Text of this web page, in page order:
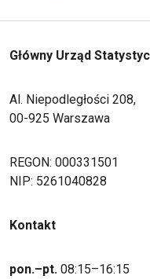
Główny Urząd
Al. Niepodległości 208,
00-925 Warszawa
REGON: 000331501
NIP: 5261040828
Kontakt
pon.–pt. 08:15–16:15